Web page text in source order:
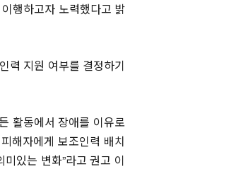
행하고자 노력했다고 밝
력 지원 여부를 결정하기
활동에서 장애를 이유로
해자에게 보조인력 배치
있는 변화”라고 권고 이